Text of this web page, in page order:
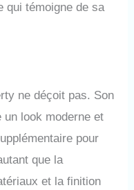
qui témoigne de sa
ne déçoit pas. Son
look moderne et
pour
que la
et la finition